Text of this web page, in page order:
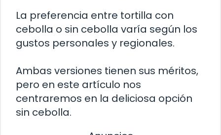
La preferencia entre tortilla con
cebolla o sin cebolla varía según los
gustos personales y regionales.
Ambas versiones tienen sus méritos,
pero en este artículo nos
centraremos en la deliciosa opción
sin cebolla.